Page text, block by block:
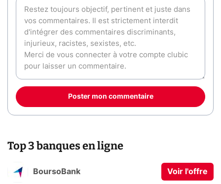
Poster mon commentaire
Top 3 banques en ligne
BoursoBank Voir l'offre